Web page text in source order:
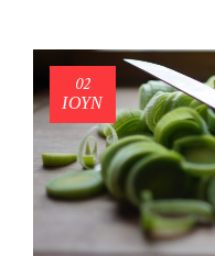
02
ΙΟΎΝ